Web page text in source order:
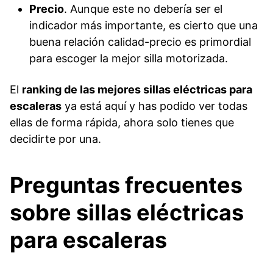
Precio. Aunque este no debería ser el
indicador más importante, es cierto que una
buena relación calidad-precio es primordial
para escoger la mejor silla motorizada.
El ranking de las mejores sillas eléctricas para
escaleras ya está aquí y has podido ver todas
ellas de forma rápida, ahora solo tienes que
decidirte por una.
Preguntas frecuentes
sobre sillas eléctricas
para escaleras